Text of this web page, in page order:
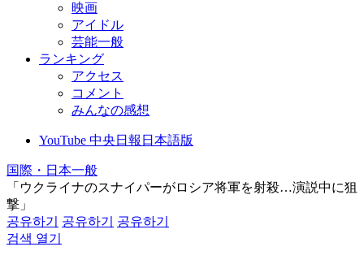
映画
アイドル
芸能一般
ランキング
アクセス
コメント
みんなの感想
YouTube 中央日報日本語版
国際・日本一般
「ウクライナのスナイパーがロシア将軍を射殺…演説中に狙
撃」
공유하기
공유하기
공유하기
검색 열기